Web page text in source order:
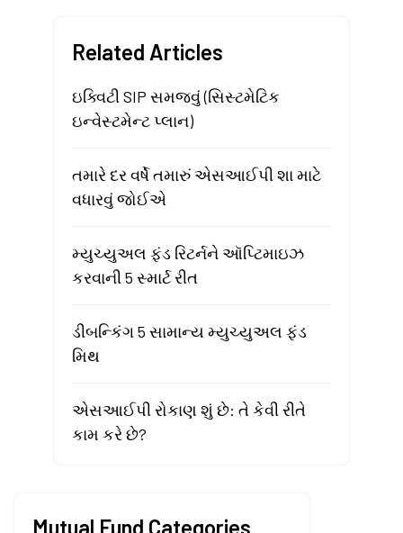
Related Articles
ઇક્વિટી SIP સમજવું (સિસ્ટમેટિક
ઇન્વેસ્ટમેન્ટ પ્લાન)
તમારે દર વર્ષે તમારું એસઆઈપી શા માટે
વધારવું જોઈએ
મ્યુચ્યુઅલ ફંડ રિટર્નને ઑપ્ટિમાઇઝ
કરવાની 5 સ્માર્ટ રીત
ડીબન્કિંગ 5 સામાન્ય મ્યુચ્યુઅલ ફંડ
મિથ
એસઆઈપી રોકાણ શું છે: તે કેવી રીતે
કામ કરે છે?
Mutual Fund Categories